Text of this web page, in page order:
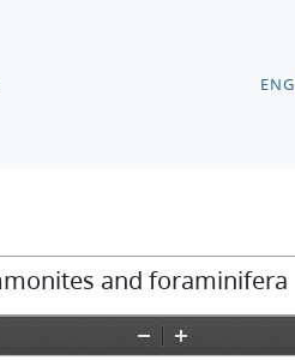
ENG
and foraminifera